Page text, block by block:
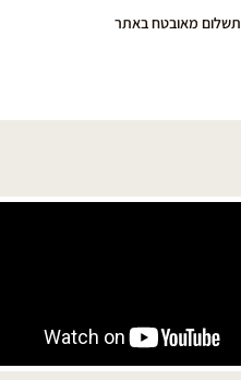
תשלום מאובטח באתר